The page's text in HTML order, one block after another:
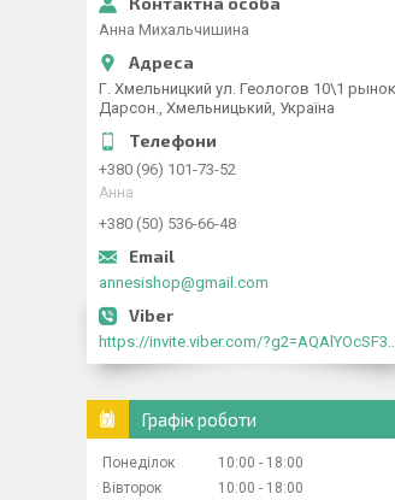
Анна Михальчишина
Г. Хмельницкий ул. Геологов 10\1 рынок
Дарсон., Хмельницький, Україна
+380 (96) 101-73-52
Анна
+380 (50) 536-66-48
annesishop@gmail.com
https://invite.viber.com/
Графік роботи
Понеділок 10:00
18:00
Вівторок
10:00 18:00